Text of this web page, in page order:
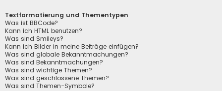
Textformatierung und Thementypen
Was ist BBCode?
Kann ich HTML benutzen?
Was sind Smileys?
Kann ich Bilder in meine Beiträge einfügen?
Was sind globale Bekanntmachungen?
Was sind Bekanntmachungen?
Was sind wichtige Themen?
Was sind geschlossene Themen?
Was sind Themen-Symbole?